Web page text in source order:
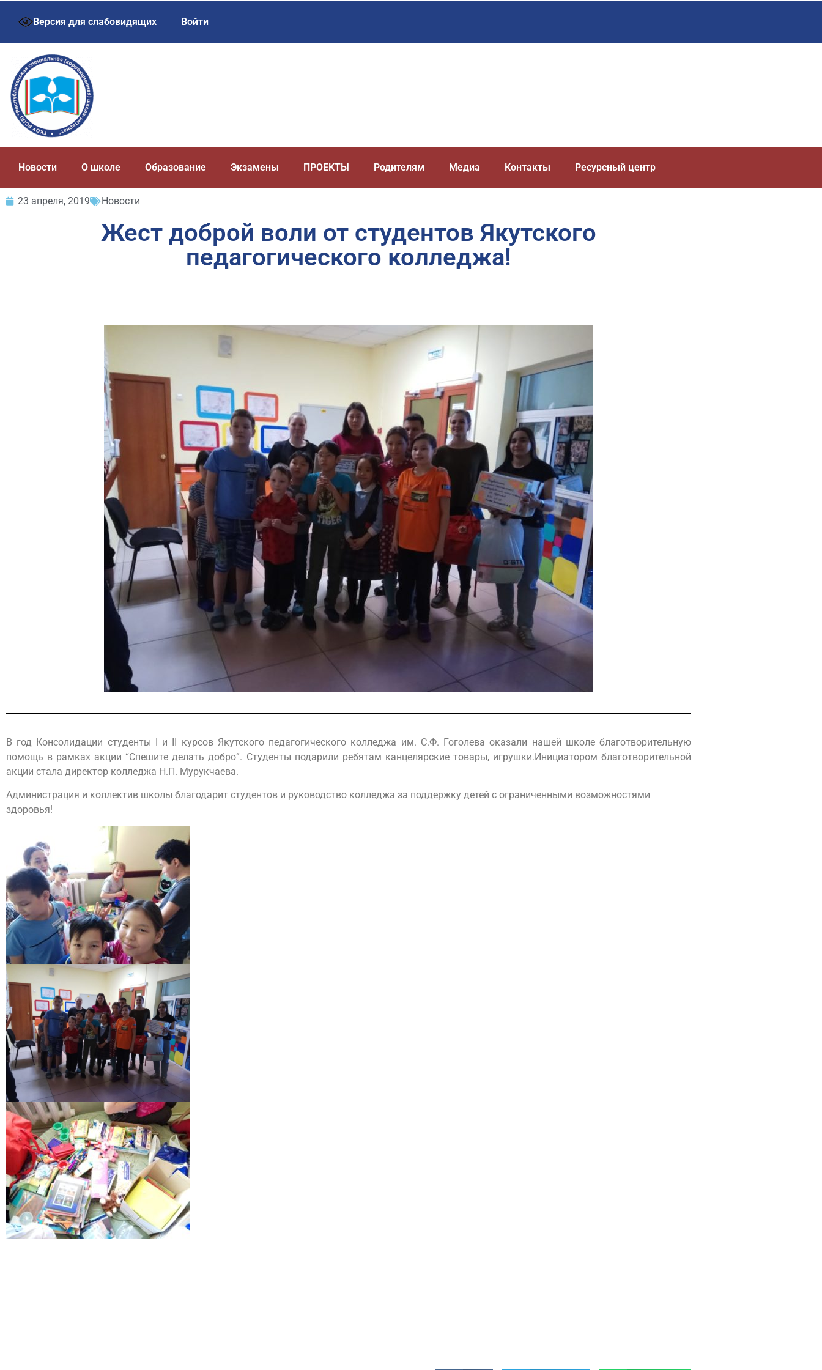
Версия для слабовидящих Войти
Новости О школе Образование Экзамены ПРОЕКТЫ Родителям Медиа Контакты Ресурсный центр
23 апреля, 2019 Новости
Жест доброй воли от студентов Якутского
педагогического колледжа!
В год Консолидации студенты I и II курсов Якутского педагогического колледжа им. С.Ф. Гоголева оказали нашей школе благотворительную
помощь в рамках акции “Спешите делать добро”. Студенты подарили ребятам канцелярские товары, игрушки.Инициатором благотворительной
акции стала директор колледжа Н.П. Мурукчаева.
Администрация и коллектив школы благодарит студентов и руководство колледжа за поддержку детей с ограниченными возможностями
здоровья!